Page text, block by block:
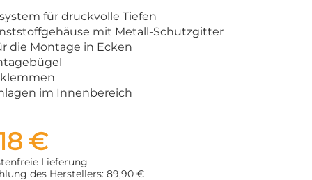
für druckvolle Tiefen
mit Metall-Schutzgitter
die Montage in Ecken
im Innenbereich
€
Lieferung
des Herstellers: 89,90 €